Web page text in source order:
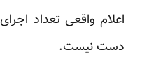
اعلام واقعی تعداد
دست نیست.